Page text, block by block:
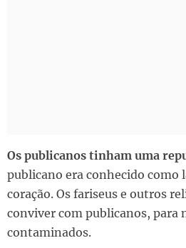
Os publicanos tinham uma
publicano era conhecido como
coração. Os fariseus e outros
conviver com publicanos, para
contaminados.